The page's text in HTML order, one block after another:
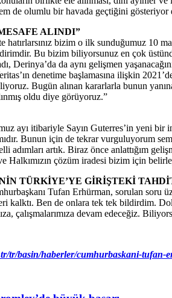
de olumlu bir havada geçtiğini
ALINDI”
bizim o ilk sunduğumuz 10
Bu bizim biliyorsunuz en çok
Derinya’da da aynı gelişmen
denetime başlamasına ilişkin
Bugün alınan kararlarla bunun
oldu diye görüyoruz.”
ayı itibariyle Sayın Guterres’in yeni bir
Bunun için de tekrar vurguluyorum
adımları artık. Biraz önce anlattığım
Halkımızın çözüm iradesi bizim için
TÜRKİYE’YE GİRİŞTEKİ
Tufan Erhürman, sorulan
kalktı. Ben de onlara tek tek
çalışmalarımıza devam edeceğiz.
tr/basin/haberler/cumhurbaskani-